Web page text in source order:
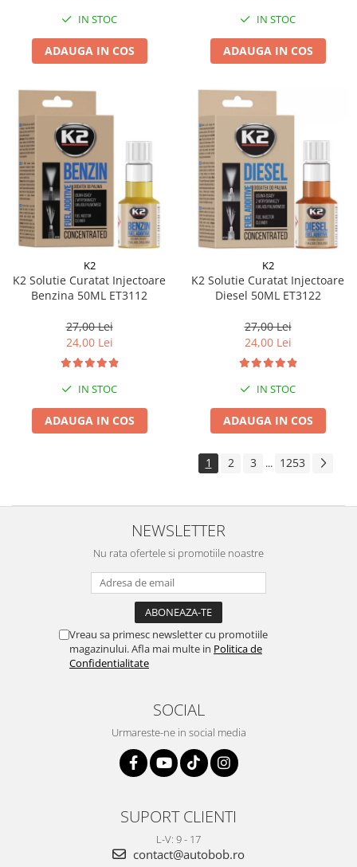
IN STOC
ADAUGA IN COS
IN STOC
ADAUGA IN COS
K2
K2 Solutie Curatat Injectoare
Benzina 50ML ET3112
27,00 Lei
24,00 Lei
IN STOC
ADAUGA IN COS
K2
K2 Solutie Curatat Injectoare
Diesel 50ML ET3122
27,00 Lei
24,00 Lei
IN STOC
ADAUGA IN COS
1 2 3 ... 1253
NEWSLETTER
Nu rata ofertele si promotiile noastre
Vreau sa primesc newsletter cu promotiile
magazinului. Afla mai multe in Politica de
Confidentialitate
SOCIAL
Urmareste-ne in social media
SUPORT CLIENTI
L-V: 9 - 17
contact@autobob.ro